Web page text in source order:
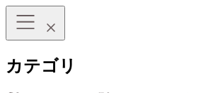
カテゴリ